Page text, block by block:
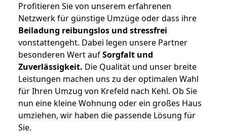
Profitieren Sie von unserem erfahrenen
Netzwerk für günstige Umzüge oder dass ihre
Beiladung reibungslos und stressfrei
vonstattengeht. Dabei legen unsere Partner
besonderen Wert aufSorgfalt und
Zuverlässigkeit. Die Qualität und unser breite
Leistungen machen uns zu der optimalen Wahl
für Ihren Umzug von Krefeld nach Kehl. Ob Sie
nun eine kleine Wohnung oder ein großes Haus
umziehen, wir haben die passende Lösung für
Sie.